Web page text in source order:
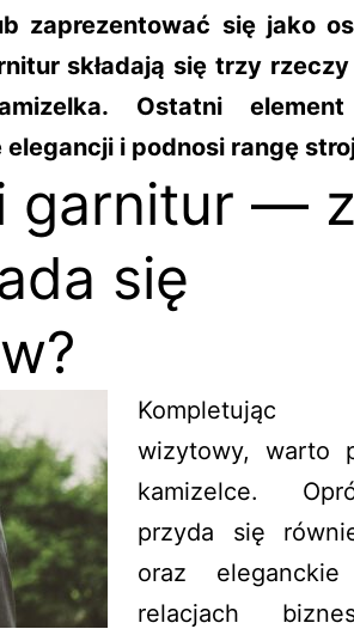
zaprezentować się jako
składają się trzy
Ostatni
i podnosi rangę
garnitur — z
się
Kompletując
wizytowy, warto
kamizelce.
przyda się
oraz
relacjach